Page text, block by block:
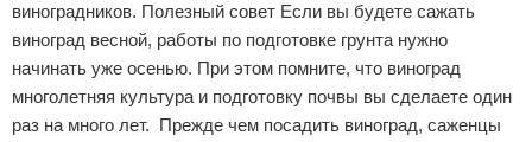
виноградников. Полезный совет Если вы будете сажать
виноград весной, работы по подготовке грунта нужно
начинать уже осенью. При этом помните, что виноград
многолетняя культура и подготовку почвы вы сделаете один
раз на много лет. Прежде чем посадить виноград, саженцы